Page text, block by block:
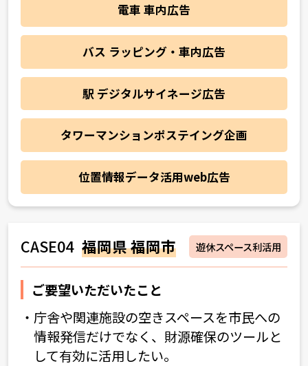
電車 車内広告
バス ラッピング・車内広告
駅 デジタルサイネージ広告
タワーマンションポステイング企画
位置情報データ活用web広告
CASE04 福岡県 福岡市 遊休スペース利活用
ご要望いただいたこと
庁舎や関連施設の空きスペースを市民への
情報発信だけでなく、財源確保のツールと
して有効に活用したい。